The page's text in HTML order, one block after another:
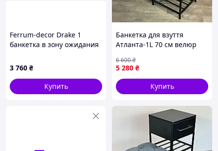
Ferrum-decor Drake 1
банкетка в зону ожидания
3 760 ₴
Купить
Банкетка для взуття
Атланта-1L 70 см велюр
3-9005 AllInOne -market-
without-queues-
5 280 ₴
6 600₴
Купить